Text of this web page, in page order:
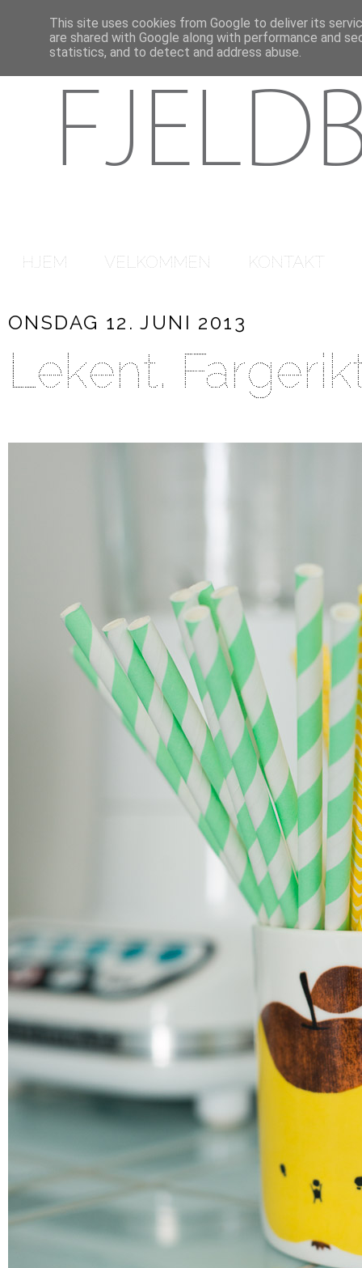
HJEM VELKOMMEN KONTAKT
ONSDAG 12. JUNI 2013
Lekent.
This site uses cookies from Google to deliver its
are shared with Google along with performance and
statistics, and to detect and address abuse.